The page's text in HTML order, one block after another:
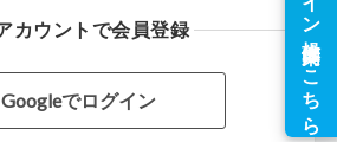
Googleでログイン